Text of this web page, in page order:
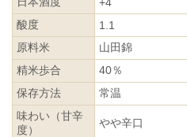
酸度
1.1
原料米
山田錦
精米歩合
40％
保存方法
常温
味わい（甘辛
度）
やや辛口